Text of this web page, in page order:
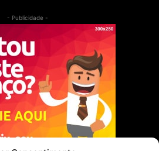
- Publicidade -